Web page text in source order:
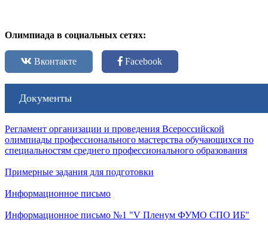
Олимпиада в социальных сетях:
Вконтакте Facebook
Документы
Регламент организации и проведения Всероссийской
олимпиады профессионального мастерства обучающихся по
специальностям среднего профессионального образования
Примерные задания для подготовки
Информационное письмо
Информационное письмо №1 "V Пленум ФУМО СПО ИБ"